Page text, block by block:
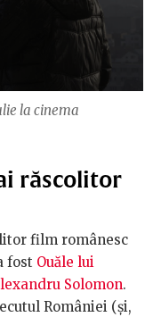
la cinema
răscolitor
film românesc
fost Ouăle lui
Solomon.
României (și,